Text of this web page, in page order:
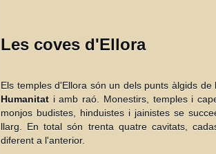
Les coves d'Ellora
Els temples d'Ellora són un dels punts àlgids de
Humanitat i amb raó. Monestirs, temples i
monjos budistes, hinduistes i jainistes se
llarg. En total són trenta quatre cavitats,
diferent a l'anterior.